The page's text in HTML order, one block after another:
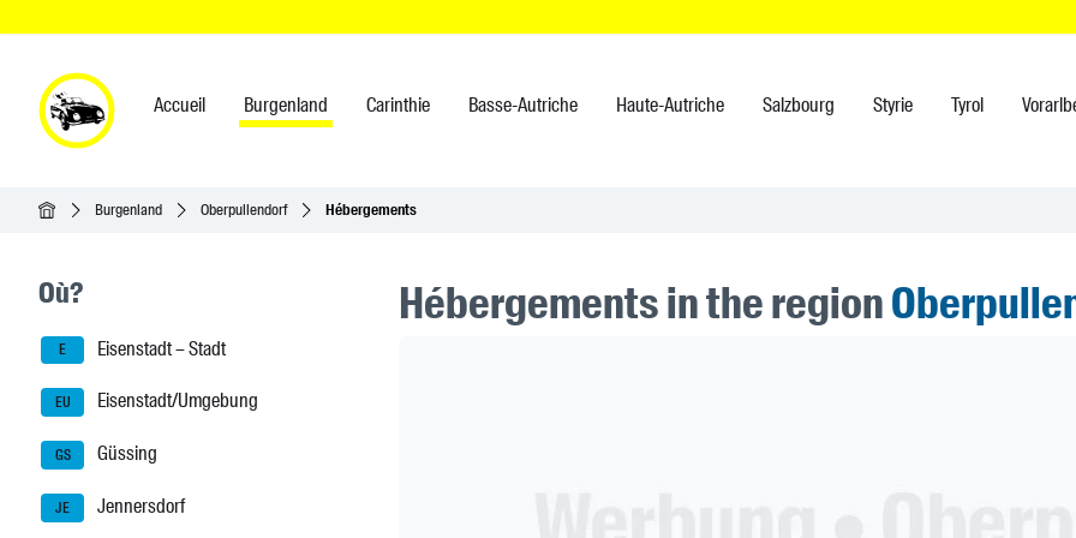
Accueil Burgenland Carinthie Basse-Autriche Haute-Autriche Salzbourg Styrie Tyrol
AccueilBurgenland Oberpullendorf Hébergements
Seitenleisten-Navigation
Où?
E Eisenstadt – Stadt
EU Eisenstadt/Umgebung
GS Güssing
JE Jennersdorf
Hébergements in the region